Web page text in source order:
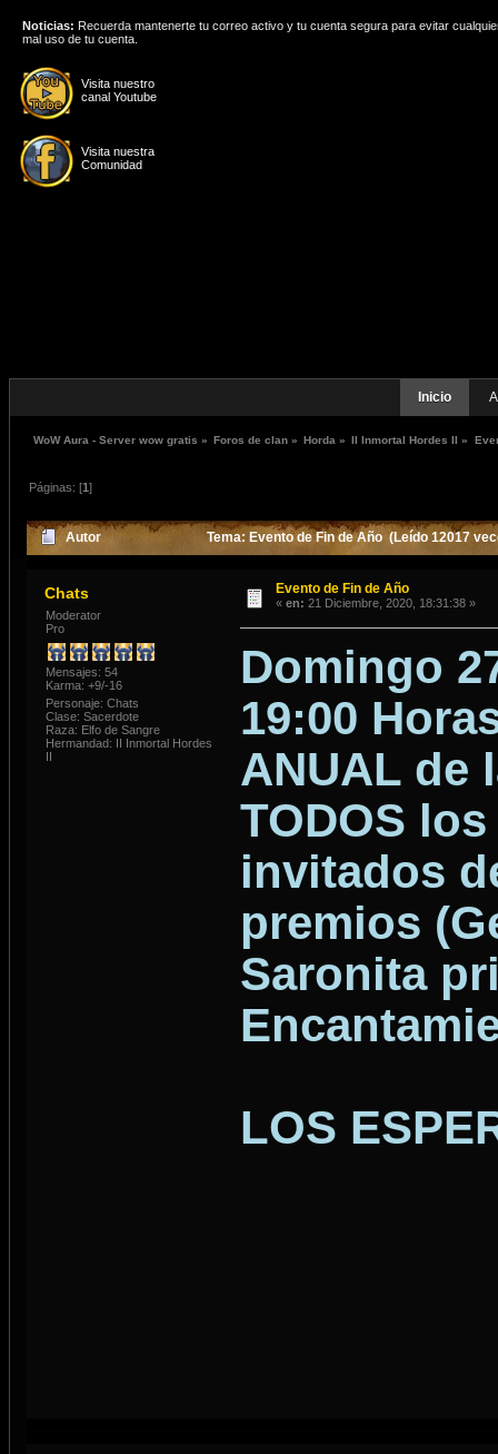
Visita nuestro
canal Youtube
Visita nuestra
Comunidad
Noticias: Recuerda mantenerte tu correo activo y tu cuenta segura para evitar
mal uso de tu cuenta.
Inicio
WoW Aura - Server wow gratis » Foros de clan » Horda » II Inmortal Hordes II »
Páginas: [1]
Autor Tema: Evento de Fin de Año (Leído 12017
Chats
Moderator
Pro
Mensajes: 54
Karma: +9/-16
Personaje: Chats
Clase: Sacerdote
Raza: Elfo de Sangre
Hermandad: II Inmortal Hordes
II
Evento de Fin de Año
« en: 21 Diciembre, 2020, 18:31:38 »
Domingo
19:00
ANUAL de
TODOS
invitados
premios
Saronita
LOS